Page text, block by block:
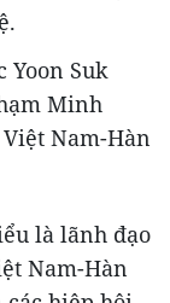
Yoon Suk
Minh
Nam-Hàn
là lãnh đạo
Nam-Hàn